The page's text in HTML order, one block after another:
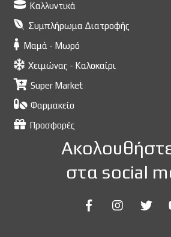
Καλλυντικά
Συμπλήρωμα Διατροφής
Μαμά - Μωρό
Χειμώνας - Καλοκαίρι
Super Market
Φαρμακείο
Προσφορές
στα social